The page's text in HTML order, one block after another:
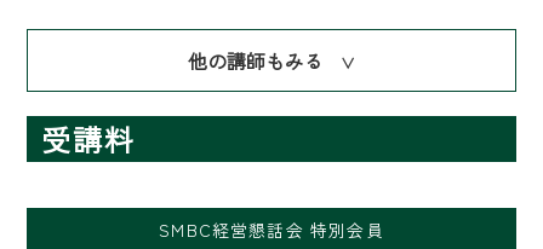
他の講師もみる ∨
受講料
SMBC経営懇話会 特別会員